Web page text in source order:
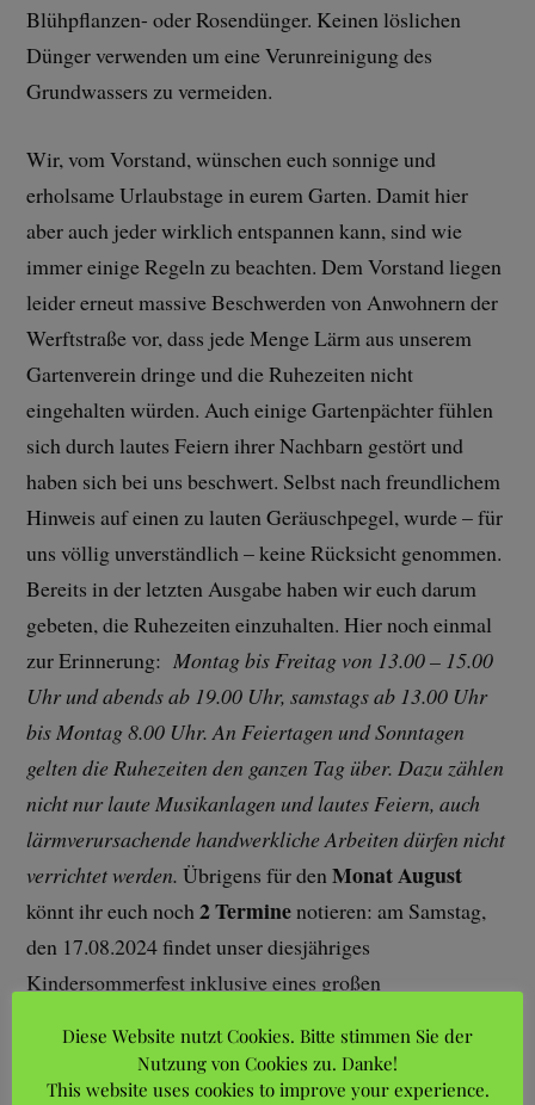
Blühpflanzen- oder Rosendünger. Keinen löslichen
Dünger verwenden um eine Verunreinigung des
Grundwassers zu vermeiden.
Wir, vom Vorstand, wünschen euch sonnige und
erholsame Urlaubstage in eurem Garten. Damit hier
aber auch jeder wirklich entspannen kann, sind wie
immer einige Regeln zu beachten. Dem Vorstand liegen
leider erneut massive Beschwerden von Anwohnern der
Werftstraße vor, dass jede Menge Lärm aus unserem
Gartenverein dringe und die Ruhezeiten nicht
eingehalten würden. Auch einige Gartenpächter fühlen
sich durch lautes Feiern ihrer Nachbarn gestört und
haben sich bei uns beschwert. Selbst nach freundlichem
Hinweis auf einen zu lauten Geräuschpegel, wurde – für
uns völlig unverständlich – keine Rücksicht genommen.
Bereits in der letzten Ausgabe haben wir euch darum
gebeten, die Ruhezeiten einzuhalten. Hier noch einmal
zur Erinnerung:Montag bis Freitag von 13.00 – 15.00
Uhr und abends ab 19.00 Uhr, samstags ab 13.00 Uhr
bis Montag 8.00 Uhr. An Feiertagen und Sonntagen
gelten die Ruhezeiten den ganzen Tag über. Dazu zählen
nicht nur laute Musikanlagen und lautes Feiern, auch
lärmverursachende handwerkliche Arbeiten dürfen nicht
verrichtet werden.Übrigens für denMonat August
könnt ihr euch noch2 Terminenotieren: am Samstag,
den 17.08.2024 findet unser diesjähriges
Kindersommerfest inklusive eines großen
Kinderfestes, statt. Am Sonntag, den 18.08.2024 ist
außerdem zum geselligen Beisammensein ein
Diese Website nutzt Cookies. Bitte stimmen Sie der
Nutzung von Cookies zu. Danke!
This website uses cookies to improve your experience.